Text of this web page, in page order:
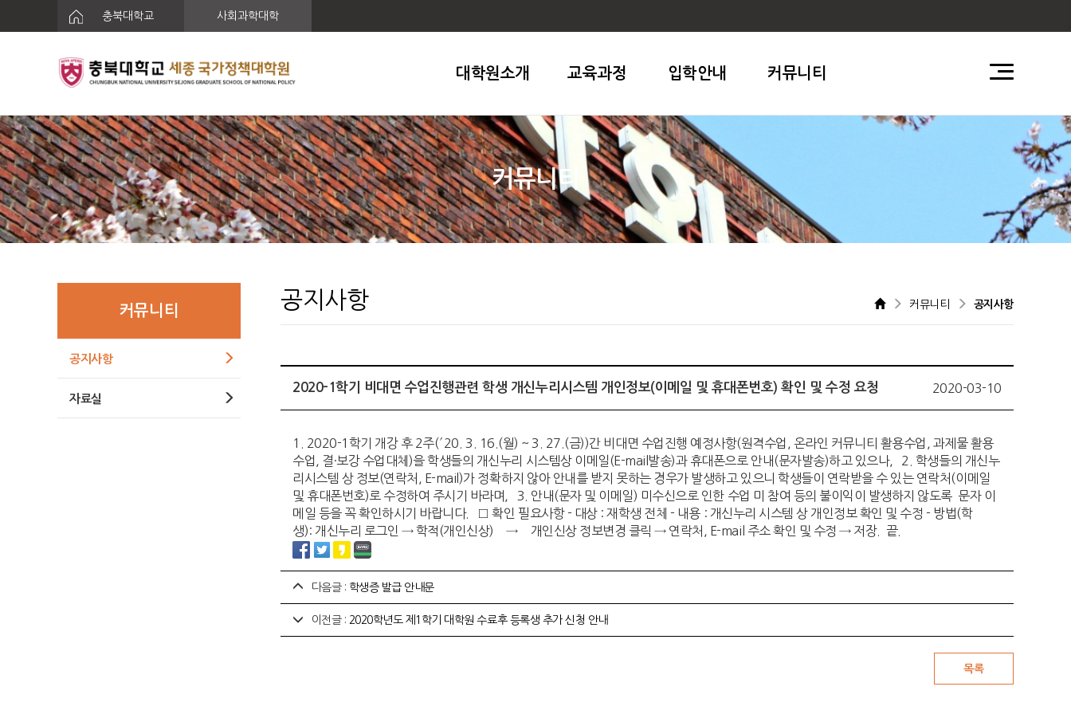
충북대학교 사회과학대학
대학원소개 교육과정 입학안내 커뮤니티
커뮤니티
커뮤니티
공지사항
자료실
공지사항 커뮤니티 공지사항
2020-1학기 비대면 수업진행관련 학생 개신누리시스템 개인정보(이메일 및 휴대폰번호) 확인 및 수정 요청 2020-03-10
1. 2020-1학기 개강 후 2주(′20. 3. 16.(월) ~ 3. 27.(금))간 비대면 수업진행 예정사항(원격수업, 온라인 커뮤니티 활용수업, 과제물 활용
수업, 결·보강 수업대체)을 학생들의 개신누리 시스템상 이메일(E-mail발송)과 휴대폰으로 안내(문자발송)하고 있으나, 2. 학생들의 개신누
리시스템 상 정보(연락처, E-mail)가 정확하지 않아 안내를 받지 못하는 경우가 발생하고 있으니 학생들이 연락받을 수 있는 연락처(이메일
및 휴대폰번호)로 수정하여 주시기 바라며, 3. 안내(문자 및 이메일) 미수신으로 인한 수업 미 참여 등의 불이익이 발생하지 않도록 문자 이
메일 등을 꼭 확인하시기 바랍니다. □ 확인 필요사항 - 대상 : 재학생 전체 - 내용 : 개신누리 시스템 상 개인정보 확인 및 수정 - 방법(학
생): 개신누리 로그인 → 학적(개인신상) → 개인신상 정보변경 클릭 → 연락처, E-mail 주소 확인 및 수정 → 저장. 끝.
다음글 : 학생증 발급 안내문
이전글 : 2020학년도 제1학기 대학원 수료후 등록생 추가 신청 안내